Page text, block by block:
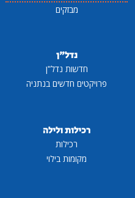
מבזקים
נדל"ן
חדשות נדל"ן
פרויקטים חדשים בנתניה
רכילות ולילה
רכילות
מקומות בילוי